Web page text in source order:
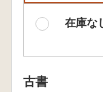
在庫な
古書